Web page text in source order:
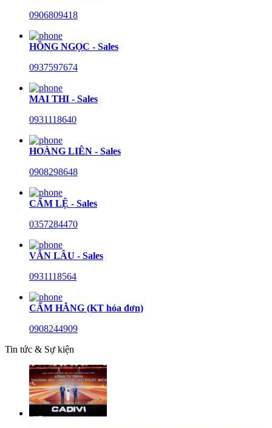
0906809418
HỒNG NGỌC - Sales
0937597674
MAI THI - Sales
0931118640
HOÀNG LIÊN - Sales
0908298648
CẨM LỆ - Sales
0357284470
VĂN LÂU - Sales
0931118564
CẨM HẰNG (KT hóa đơn)
0908244909
Tin tức & Sự kiện